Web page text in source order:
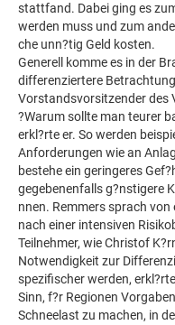
stattfand. Dabei ging es
werden muss und zum
che unn?tig Geld kosten.
Generell komme es in der
differenziertere
Vorstandsvorsitzender des
?Warum sollte man teurer
erkl?rte er. So werden
Anforderungen wie an
bestehe ein geringeres
gegebenenfalls g?nstigere
nnen. Remmers sprach
nach einer intensiven
Teilnehmer, wie Christof
Notwendigkeit zur
spezifischer werden,
Sinn, f?r Regionen
Schneelast zu machen, in